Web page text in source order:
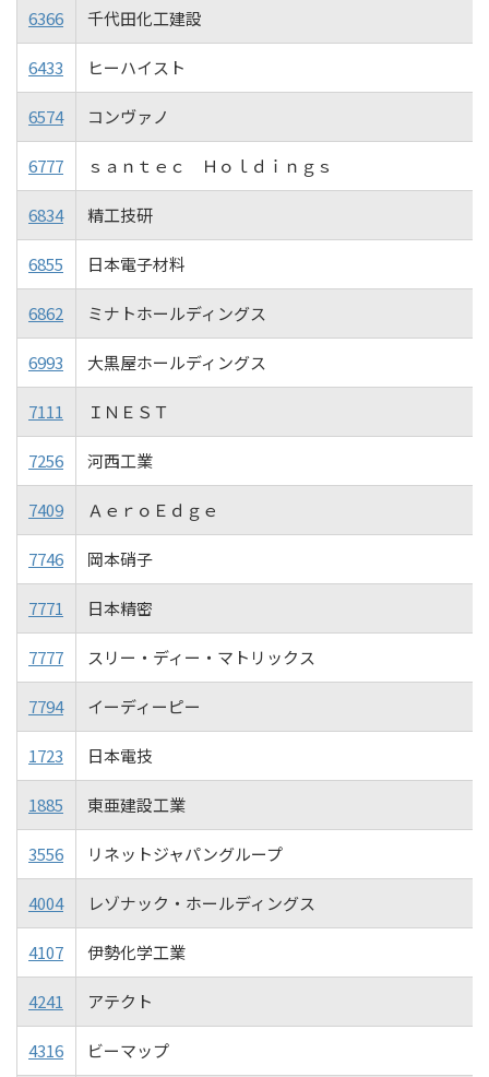
6366 千代田化工建設
6433 ヒーハイスト
6574 コンヴァノ
6777 ｓａｎｔｅｃ Ｈｏｌｄｉｎｇｓ
6834 精工技研
6855 日本電子材料
6862 ミナトホールディングス
6993 大黒屋ホールディングス
7111 ＩＮＥＳＴ
7256 河西工業
7409 ＡｅｒｏＥｄｇｅ
7746 岡本硝子
7771 日本精密
7777 スリー・ディー・マトリックス
7794 イーディーピー
1723 日本電技
1885 東亜建設工業
3556 リネットジャパングループ
4004 レゾナック・ホールディングス
4107 伊勢化学工業
4241 アテクト
4316 ビーマップ